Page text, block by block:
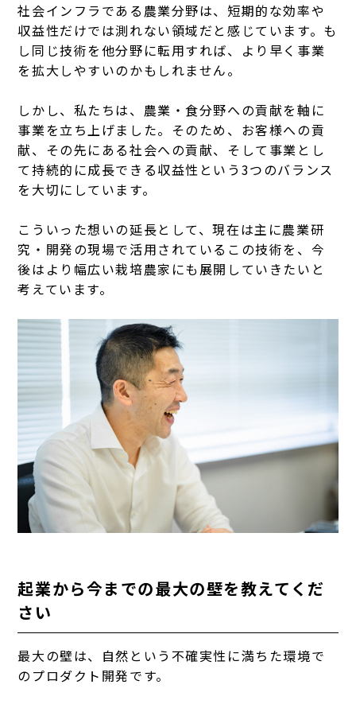
社会インフラである農業分野は、短期的な効率や
収益性だけでは測れない領域だと感じています。も
し同じ技術を他分野に転用すれば、より早く事業
を拡大しやすいのかもしれません。
しかし、私たちは、農業・食分野への貢献を軸に
事業を立ち上げました。そのため、お客様への貢
献、その先にある社会への貢献、そして事業とし
て持続的に成長できる収益性という3つのバランス
を大切にしています。
こういった想いの延長として、現在は主に農業研
究・開発の現場で活用されているこの技術を、今
後はより幅広い栽培農家にも展開していきたいと
考えています。
起業から今までの最大の壁を教えてくだ
さい
最大の壁は、自然という不確実性に満ちた環境で
のプロダクト開発です。